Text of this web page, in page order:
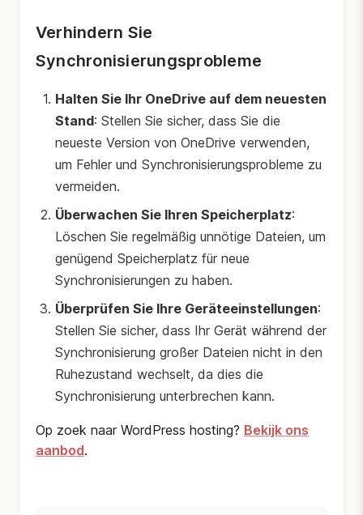
Verhindern Sie
Synchronisierungsprobleme
Halten Sie Ihr OneDrive auf dem neuesten
Stand: Stellen Sie sicher, dass Sie die
neueste Version von OneDrive verwenden,
um Fehler und Synchronisierungsprobleme zu
vermeiden.
Überwachen Sie Ihren Speicherplatz:
Löschen Sie regelmäßig unnötige Dateien, um
genügend Speicherplatz für neue
Synchronisierungen zu haben.
Überprüfen Sie Ihre Geräteeinstellungen:
Stellen Sie sicher, dass Ihr Gerät während der
Synchronisierung großer Dateien nicht in den
Ruhezustand wechselt, da dies die
Synchronisierung unterbrechen kann.
Op zoek naar WordPress hosting? Bekijk ons
aanbod.